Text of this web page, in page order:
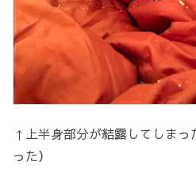
↑上半身部分が結露してしま
った）